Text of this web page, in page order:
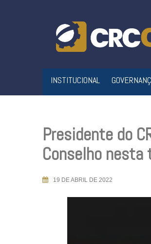
INSTITUCIONAL
Presidente do
Conselho
19 DE ABRIL DE 2022